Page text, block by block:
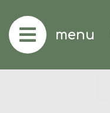
menu